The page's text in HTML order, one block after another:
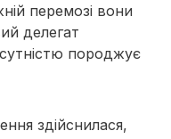
перемозі вони
делегат
породжує
здійснилася,